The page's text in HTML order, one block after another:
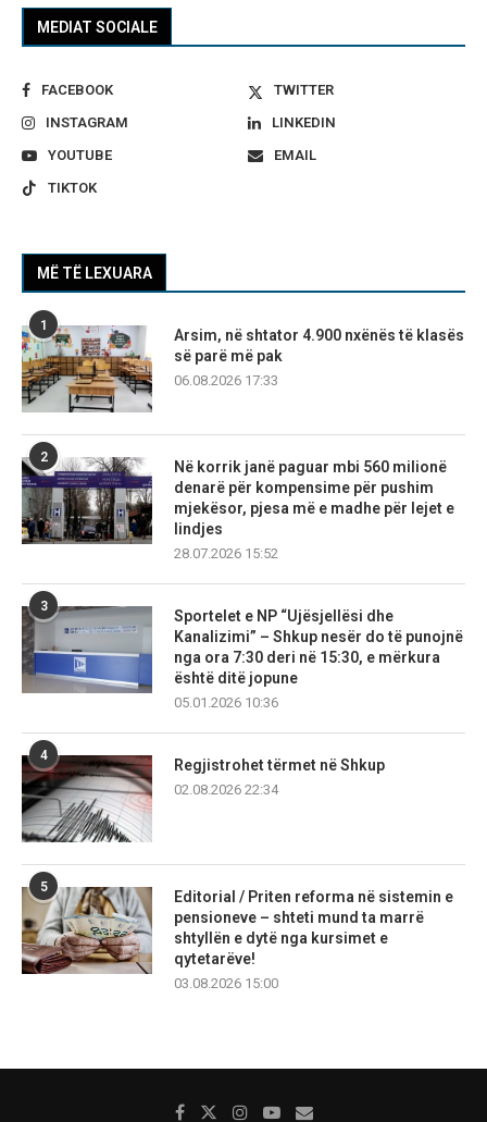
MEDIAT SOCIALE
FACEBOOK
TWITTER
INSTAGRAM
LINKEDIN
YOUTUBE
EMAIL
TIKTOK
MË TË LEXUARA
1
Arsim, në shtator 4.900 nxënës të klasës
së parë më pak
06.08.2026 17:33
2
Në korrik janë paguar mbi 560 milionë
denarë për kompensime për pushim
mjekësor, pjesa më e madhe për lejet e
lindjes
28.07.2026 15:52
3
Sportelet e NP “Ujësjellësi dhe
Kanalizimi” – Shkup nesër do të punojnë
nga ora 7:30 deri në 15:30, e mërkura
është ditë jopune
05.01.2026 10:36
4
Regjistrohet tërmet në Shkup
02.08.2026 22:34
5
Editorial / Priten reforma në sistemin e
pensioneve – shteti mund ta marrë
shtyllën e dytë nga kursimet e
qytetarëve!
03.08.2026 15:00